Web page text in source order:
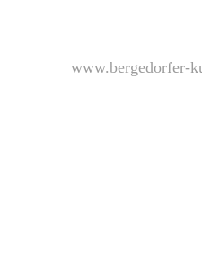
www.bergedorfer-